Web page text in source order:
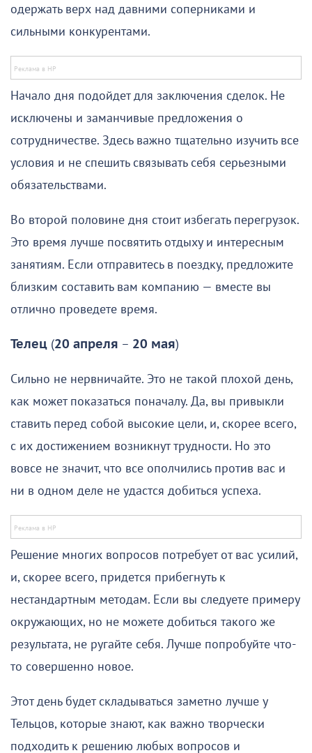
одержать верх над давними соперниками и
сильными конкурентами.
Начало дня подойдет для заключения сделок. Не
исключены и заманчивые предложения о
сотрудничестве. Здесь важно тщательно изучить все
условия и не спешить связывать себя серьезными
обязательствами.
Во второй половине дня стоит избегать перегрузок.
Это время лучше посвятить отдыху и интересным
занятиям. Если отправитесь в поездку, предложите
близким составить вам компанию — вместе вы
отлично проведете время.
Телец (20 апреля – 20 мая)
Сильно не нервничайте. Это не такой плохой день,
как может показаться поначалу. Да, вы привыкли
ставить перед собой высокие цели, и, скорее всего,
с их достижением возникнут трудности. Но это
вовсе не значит, что все ополчились против вас и
ни в одном деле не удастся добиться успеха.
Решение многих вопросов потребует от вас усилий,
и, скорее всего, придется прибегнуть к
нестандартным методам. Если вы следуете примеру
окружающих, но не можете добиться такого же
результата, не ругайте себя. Лучше попробуйте что-
то совершенно новое.
Этот день будет складываться заметно лучше у
Тельцов, которые знают, как важно творчески
подходить к решению любых вопросов и